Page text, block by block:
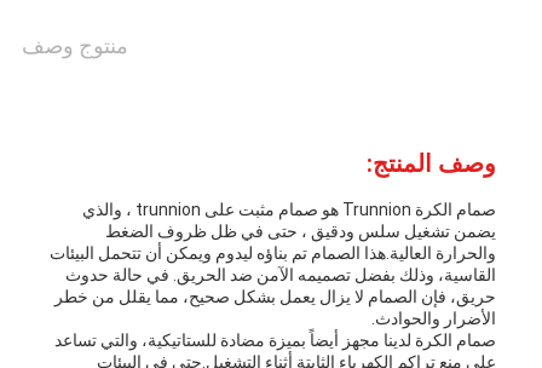
اقتباس
خريطة
الموقع
منتوج وصف
وصف المنتج:
صمام الكرة Trunnion هو صمام مثبت على trunnion ، والذي
يضمن تشغيل سلس ودقيق ، حتى في ظل ظروف الضغط
والحرارة العالية.هذا الصمام تم بناؤه ليدوم ويمكن أن تتحمل البيئات
القاسية، وذلك بفضل تصميمه الآمن ضد الحريق. في حالة حدوث
حريق، فإن الصمام لا يزال يعمل بشكل صحيح، مما يقلل من خطر
الأضرار والحوادث.
صمام الكرة لدينا مجهز أيضاً بميزة مضادة للستاتيكية، والتي تساعد
على منع تراكم الكهرباء الثابتة أثناء التشغيل.حتى في البيئات